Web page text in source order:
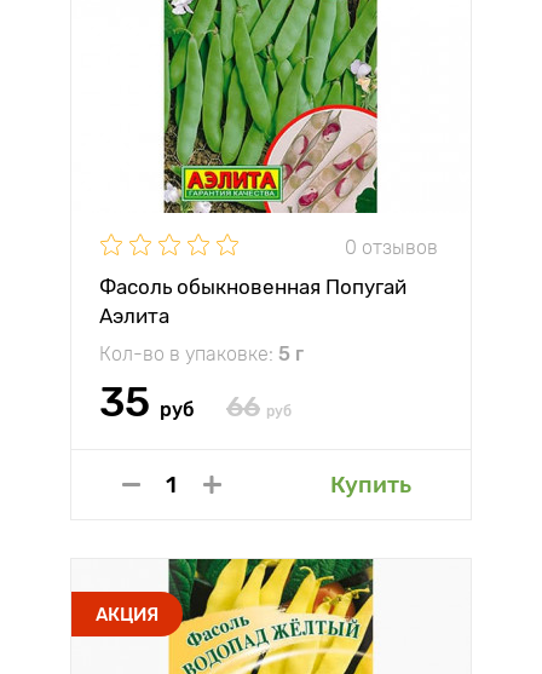
0 отзывов
Фасоль обыкновенная Попугай
Аэлита
Кол-во в упаковке: 5 г
35 руб 66 руб
Купить
АКЦИЯ